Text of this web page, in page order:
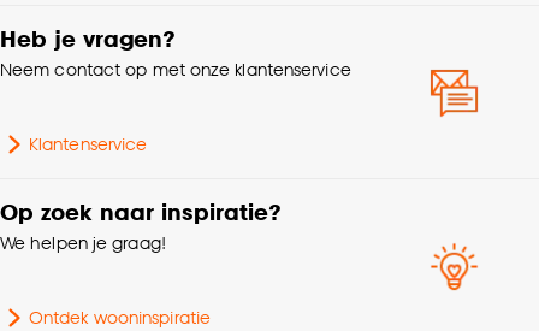
Goed om te weten is dat je deze keuze altijd nog
kan aanpassen, bekijk hiervoor onze
Hoogte 8.5 CM
Doorsnede
Voltage
Heb je vragen?
Neem contact op met onze klantenservice
Klantenservice
Op zoek naar inspiratie?
We helpen je graag!
Ontdek wooninspiratie